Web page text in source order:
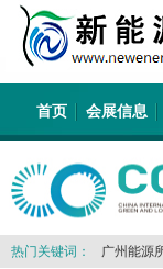
首页 会展信息
热门关键词： 广州能源